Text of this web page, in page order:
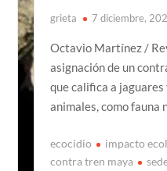
grieta 7 diciembre,
Octavio Martínez /
asignación de un
que califica a
animales, como fauna
ecocidio impacto
contra tren maya